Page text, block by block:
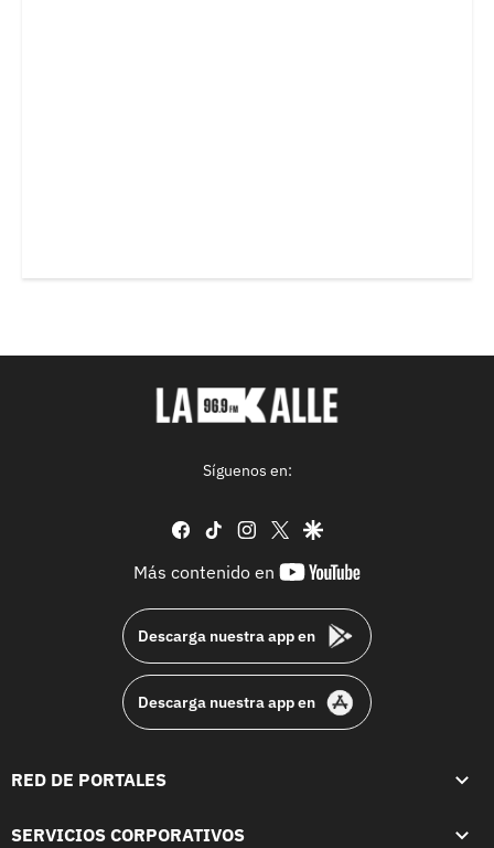
Síguenos en:
facebook
tiktok instagram
twittergoogle
Más contenido en
youtube-
Descarga nuestra app en
Descarga nuestra app en
RED DE PORTALES
SERVICIOS CORPORATIVOS